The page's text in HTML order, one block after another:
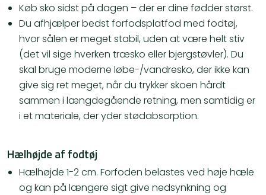
Køb sko sidst på dagen – der er dine fødder størst.
Du afhjælper bedst forfodsplatfod med fodtøj,
hvor sålen er meget stabil, uden at være helt stiv
(det vil sige hverken træsko eller bjergstøvler). Du
skal bruge moderne løbe-/vandresko, der ikke kan
give sig ret meget, når du trykker skoen hårdt
sammen i længdegående retning, men samtidig er
i et materiale, der yder stødabsorption.
Hælhøjde af fodtøj
Hælhøjde 1-2 cm. Forfoden belastes ved høje hæle
og kan på længere sigt give nedsynkning og